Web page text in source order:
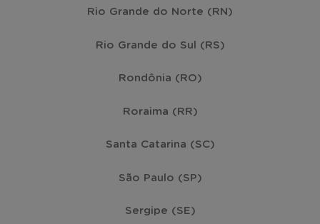
Rio Grande do Norte (RN)
Rio Grande do Sul (RS)
Rondônia (RO)
Roraima (RR)
Santa Catarina (SC)
São Paulo (SP)
Sergipe (SE)